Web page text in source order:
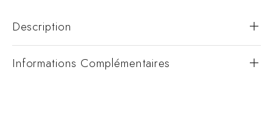
Description
Informations Complémentaires